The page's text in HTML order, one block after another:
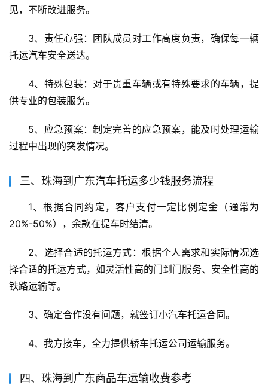
见，不断改进服务。
3、责任心强：团队成员对工作高度负责，确保每一辆
托运汽车安全送达。
4、特殊包装：对于贵重车辆或有特殊要求的车辆，提
供专业的包装服务。
5、应急预案：制定完善的应急预案，能及时处理运输
过程中出现的突发情况。
三、珠海到广东汽车托运多少钱服务流程
1、根据合同约定，客户支付一定比例定金（通常为
20%-50%），余款在提车时结清。
2、选择合适的托运方式：根据个人需求和实际情况选
择合适的托运方式，如灵活性高的门到门服务、安全性高的
铁路运输等。
3、确定合作没有问题，就签订小汽车托运合同。
4、我方接车，全力提供轿车托运公司运输服务。
四、珠海到广东商品车运输收费参考